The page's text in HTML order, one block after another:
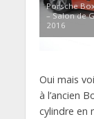
Porsche
– Salon de
2016
Oui mais
à l’ancien
cylindre en